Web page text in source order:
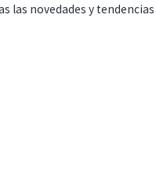
las novedades y